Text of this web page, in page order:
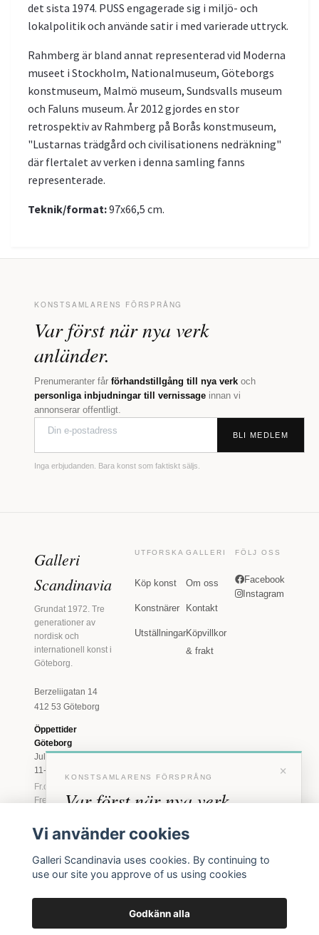
det sista 1974. PUSS engagerade sig i miljö- och
lokalpolitik och använde satir i med varierade uttryck.
Rahmberg är bland annat representerad vid Moderna
museet i Stockholm, Nationalmuseum, Göteborgs
konstmuseum, Malmö museum, Sundsvalls museum
och Faluns museum. År 2012 gjordes en stor
retrospektiv av Rahmberg på Borås konstmuseum,
"Lustarnas trädgård och civilisationens nedräkning"
där flertalet av verken i denna samling fanns
representerade.
Teknik/format:97x66,5 cm.
KONSTSAMLARENS FÖRSPRÅNG
Var först när nya verk
anländer.
Prenumeranter får förhandstillgång till nya verk och
personliga inbjudningar till vernissage innan vi
annonserar offentligt.
BLI MEDLEM
Inga erbjudanden. Bara konst som faktiskt säljs.
Galleri
Scandinavia
Grundat 1972. Tre
generationer av
nordisk och
internationell konst i
Göteborg.
Berzeliigatan 14
412 53 Göteborg
Öppettider
Göteborg
Juli: Tis 11-18 · Lör
11-16
Fr.o.m. augusti: Tis-
Fre 11-18 · Lör 11-
Marstrand
2026
Tis-Fre 11-18 ·
UTFORSKA
Köp konst
Konstnärer
Utställningar
GALLERI
Om oss
Kontakt
Köpvillkor
& frakt
FÖLJ OSS
Facebook
Instagram
×
KONSTSAMLARENS FÖRSPRÅNG
Var först när nya verk
anländer
inbjudningar till vernissage, innan vi annonserar
offentligt.
Vi använder cookies
Galleri Scandinavia uses cookies. By continuing to
use our site you approve of us using cookies
Godkänn alla